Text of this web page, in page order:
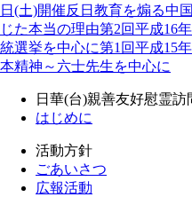
日(土)開催反日教育を煽る中
じた本当の理由第2回平成16
統選挙を中心に第1回平成15
本精神～六士先生を中心に
日華(台)親善友好慰霊訪
はじめに
活動方針
ごあいさつ
広報活動